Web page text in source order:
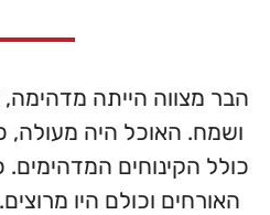
הבר מצווה הייתה
ושמח. האוכל היה מעולה,
כולל הקינוחים המדהימים.
האורחים וכולם היו